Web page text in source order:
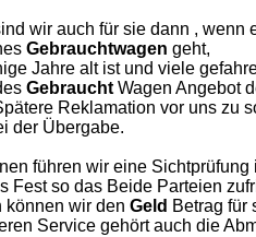
wir auch für sie dann , wenn
Gebrauchtwagen geht,
Jahre alt ist und viele
Gebraucht Wagen Angebot
Reklamation vor uns zu
der Übergabe.
führen wir eine Sichtprüfung
Fest so das Beide Parteien
können wir den Geld Betrag für
Service gehört auch die